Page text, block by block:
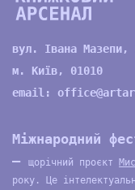
вул. Івана Мазепи,
м. Київ, 01010
email:
Міжнародний
—
щорічний проєкт
року. Це